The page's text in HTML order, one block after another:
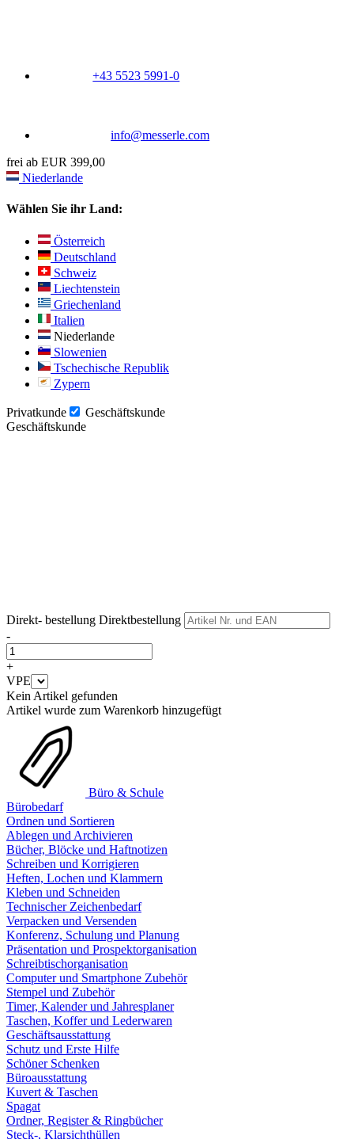
+43 5523 5991-0
info@messerle.com
frei ab EUR 399,00
Niederlande
Wählen Sie ihr Land:
Österreich
Deutschland
Schweiz
Liechtenstein
Griechenland
Italien
Niederlande
Slowenien
Tschechische Republik
Zypern
Privatkunde
Geschäftskunde
Geschäftskunde
Direkt- bestellung Direktbestellung
-
+
VPE
Kein Artikel gefunden
Artikel wurde zum Warenkorb hinzugefügt
Büro & Schule
Bürobedarf
Ordnen und Sortieren
Ablegen und Archivieren
Bücher, Blöcke und Haftnotizen
Schreiben und Korrigieren
Heften, Lochen und Klammern
Kleben und Schneiden
Technischer Zeichenbedarf
Verpacken und Versenden
Konferenz, Schulung und Planung
Präsentation und Prospektorganisation
Schreibtischorganisation
Computer und Smartphone Zubehör
Stempel und Zubehör
Timer, Kalender und Jahresplaner
Taschen, Koffer und Lederwaren
Geschäftsausstattung
Schutz und Erste Hilfe
Schöner Schenken
Büroausstattung
Kuvert & Taschen
Spagat
Ordner, Register & Ringbücher
Steck-, Klarsichthüllen